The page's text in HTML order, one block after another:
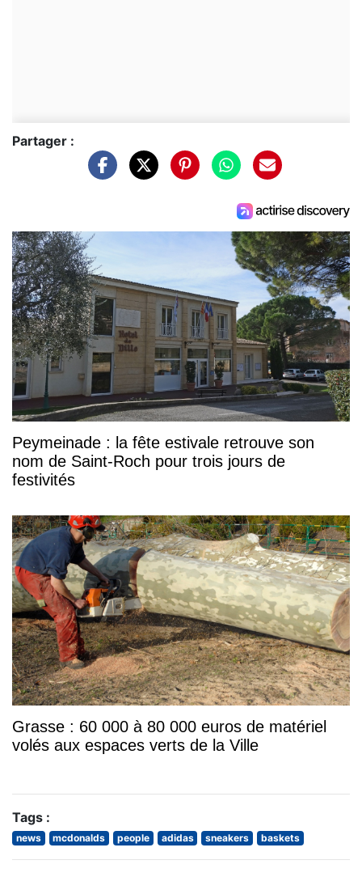
Partager :
Peymeinade : la fête estivale retrouve son
nom de Saint-Roch pour trois jours de
festivités
Grasse : 60 000 à 80 000 euros de matériel
volés aux espaces verts de la Ville
Tags :
news mcdonalds people adidas sneakers baskets